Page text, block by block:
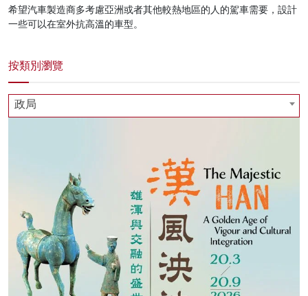
希望汽車製造商多考慮亞洲或者其他較熱地區的人的駕車需要，設計
一些可以在室外抗高溫的車型。
按類別瀏覽
政局